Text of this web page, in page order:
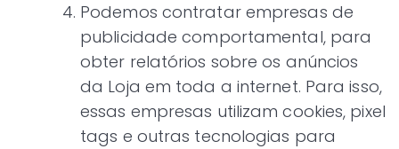
Podemos contratar empresas de
publicidade comportamental, para
obter relatórios sobre os anúncios
da Loja em toda a internet. Para isso,
essas empresas utilizam cookies, pixel
tags e outras tecnologias para